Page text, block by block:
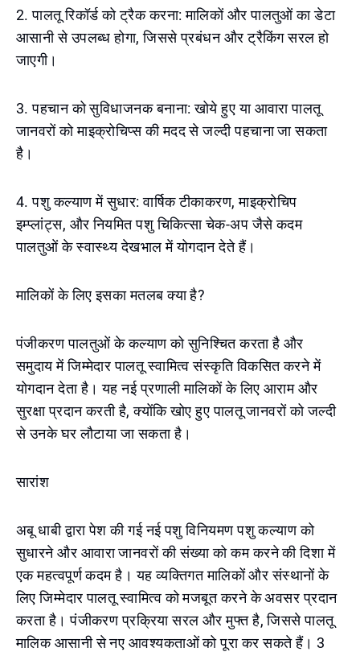
2. पालतू रिकॉर्ड को ट्रैक करना: मालिकों और पालतुओं का डेटा
आसानी से उपलब्ध होगा, जिससे प्रबंधन और ट्रैकिंग सरल हो
जाएगी।
3. पहचान को सुविधाजनक बनाना: खोये हुए या आवारा पालतू
जानवरों को माइक्रोचिप्स की मदद से जल्दी पहचाना जा सकता
है।
4. पशु कल्याण में सुधार: वार्षिक टीकाकरण, माइक्रोचिप
इम्प्लांट्स, और नियमित पशु चिकित्सा चेक-अप जैसे कदम
पालतुओं के स्वास्थ्य देखभाल में योगदान देते हैं।
मालिकों के लिए इसका मतलब क्या है?
पंजीकरण पालतुओं के कल्याण को सुनिश्चित करता है और
समुदाय में जिम्मेदार पालतू स्वामित्व संस्कृति विकसित करने में
योगदान देता है। यह नई प्रणाली मालिकों के लिए आराम और
सुरक्षा प्रदान करती है, क्योंकि खोए हुए पालतू जानवरों को जल्दी
से उनके घर लौटाया जा सकता है।
सारांश
अबू धाबी द्वारा पेश की गई नई पशु विनियमण पशु कल्याण को
सुधारने और आवारा जानवरों की संख्या को कम करने की दिशा में
एक महत्वपूर्ण कदम है। यह व्यक्तिगत मालिकों और संस्थानों के
लिए जिम्मेदार पालतू स्वामित्व को मजबूत करने के अवसर प्रदान
करता है। पंजीकरण प्रक्रिया सरल और मुफ्त है, जिससे पालतू
मालिक आसानी से नए आवश्यकताओं को पूरा कर सकते हैं। 3